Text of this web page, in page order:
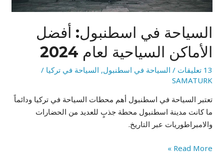
السياحة في اسطنبول: أفضل
الأماكن السياحية لعام 2024
13 تعليقات / السياحة في اسطنبول, السياحة في تركيا /
SAMATURK
تعتبر السياحة في اسطنبول أهم محطات السياحة في تركيا ودائماً
ما كانت مدينة اسطنبول محطة جذبٍ للعديد من الحضارات
والامبراطوريات عبر التاريخ.
Read More »